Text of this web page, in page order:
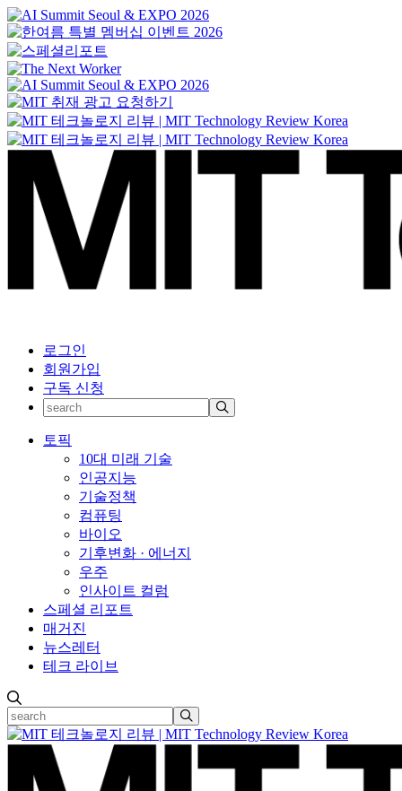
로그인
회원가입
구독 신청
토픽
10대 미래 기술
인공지능
기술정책
컴퓨팅
바이오
기후변화 · 에너지
우주
인사이트 컬럼
스페셜 리포트
매거진
뉴스레터
테크 라이브